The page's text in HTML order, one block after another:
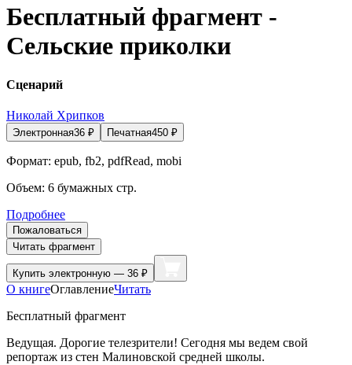
Бесплатный фрагмент -
Сельские приколки
Сценарий
Николай Хрипков
Электронная36 ₽ Печатная450 ₽
Формат: epub, fb2, pdfRead, mobi
Объем: 6 бумажных стр.
Подробнее
Пожаловаться
Читать фрагмент
Купить электронную — 36 ₽
О книгеОглавлениеЧитать
Бесплатный фрагмент
Ведущая. Дорогие телезрители! Сегодня мы ведем свой
репортаж из стен Малиновской средней школы.